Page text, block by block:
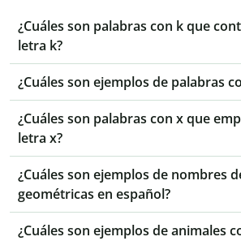
¿Cuáles son palabras con k que
letra k?
¿Cuáles son ejemplos de palabras
¿Cuáles son palabras con x que
letra x?
¿Cuáles son ejemplos de nombres
geométricas en español?
¿Cuáles son ejemplos de animales